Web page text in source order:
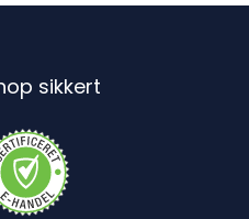
sikkert